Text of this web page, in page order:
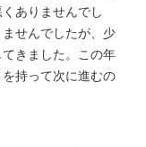
ありませんでし
せんでしたが、少
きました。この年
持って次に進むの